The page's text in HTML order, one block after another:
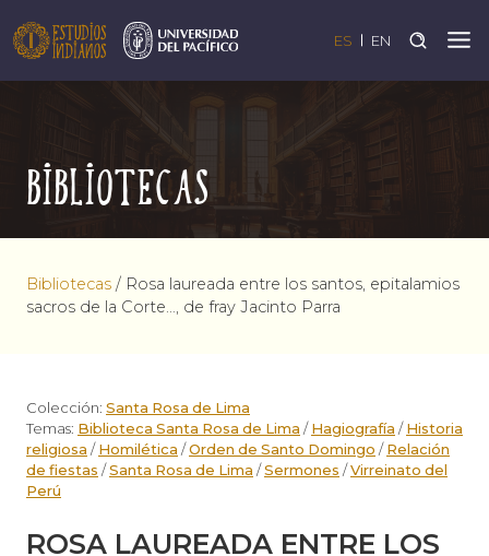
ES EN
Bibliotecas
Bibliotecas / Rosa laureada entre los santos, epitalamios
sacros de la Corte…, de fray Jacinto Parra
Colección: Santa Rosa de Lima
Temas: Biblioteca Santa Rosa de Lima /Hagiografía /Historia
religiosa /Homilética /Orden de Santo Domingo /Relación
de fiestas /Santa Rosa de Lima /Sermones /Virreinato del
Perú
ROSA LAUREADA ENTRE LOS